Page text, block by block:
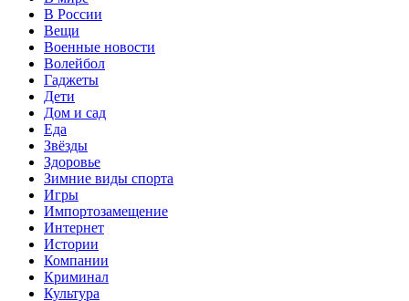
В России
Вещи
Военные новости
Волейбол
Гаджеты
Дети
Дом и сад
Еда
Звёзды
Здоровье
Зимние виды спорта
Игры
Импортозамещение
Интернет
Истории
Компании
Криминал
Культура